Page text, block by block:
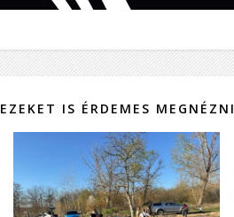
EZEKET IS ÉRDEMES MEGNÉZNI